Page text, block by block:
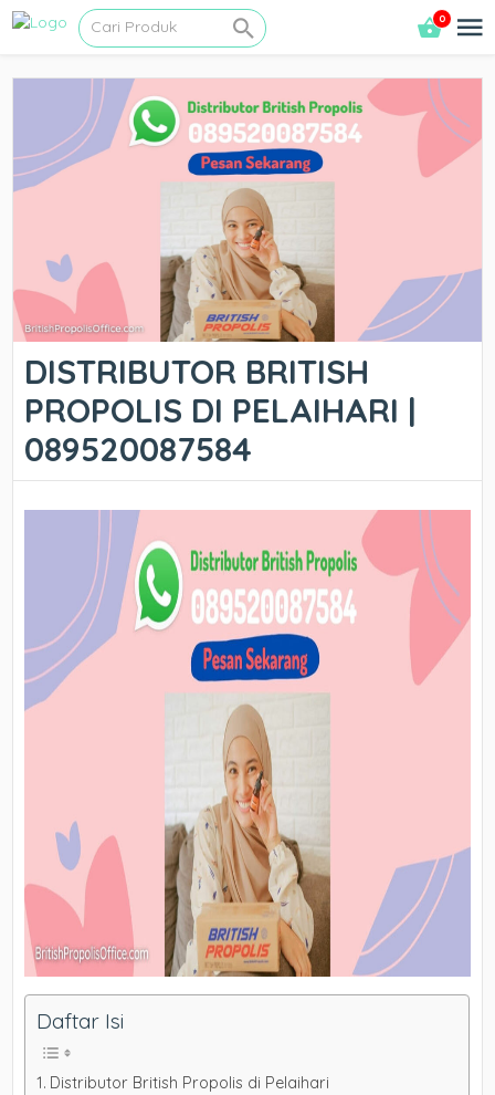
0
DISTRIBUTOR BRITISH
PROPOLIS DI PELAIHARI |
089520087584
Daftar Isi
Distributor British Propolis di Pelaihari